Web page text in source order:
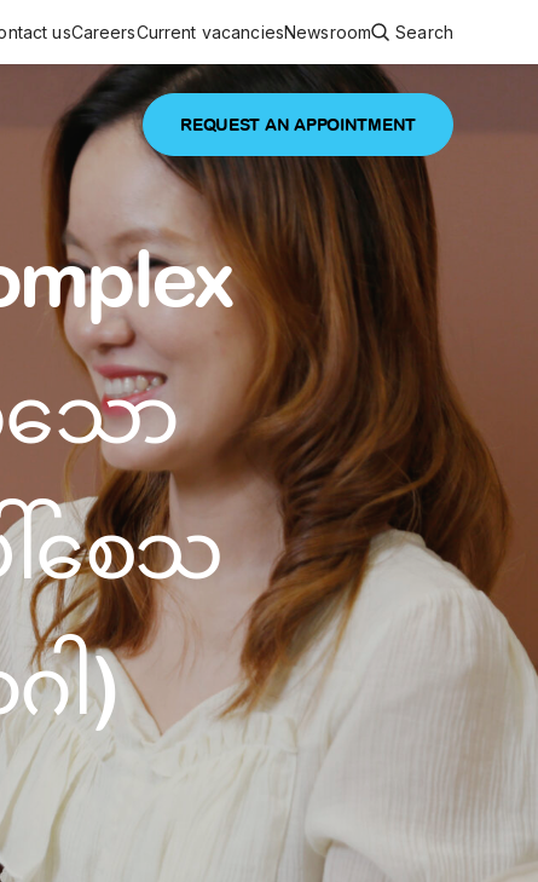
Featured article
DISEASES AND CONDITIONS
22 APR 2026
Melioidosis (မယ်လီယွိုက်ဒိုး
ဆစ် ပြင်းထန်ကူးစက်ရောဂါ)
ဘက်တီးရီးယားပိုးကြောင့်ဖြစ်သော မယ်
လီယွိုက်ဒိုးဆစ် ပြင်းထန်
ကူးစက်ရောဂါ...
PRESS RELEASE
29 AUG 2024
CLL HEALTH unveils
Shin Saw Pu Clinic in
Yangon, advancing
primary care
Yangon, Myanmar, 29
August 2024 — CLL
services
of life
and continuing health care from prenatal
coordinating with specialists as
interdisciplinary
Facility Inaugurated in Yangon for
REQUEST AN APPOINTMENT
usCareersCurrent vacanciesNewsroom Search
ော
စေသ
ါ)